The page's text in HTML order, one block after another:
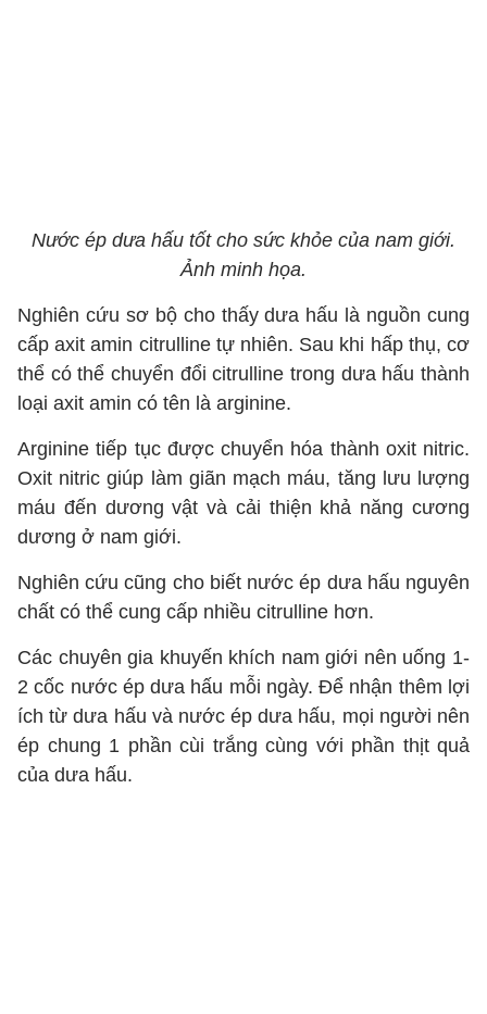
Nước ép dưa hấu tốt cho sức khỏe của nam giới.
Ảnh minh họa.
Nghiên cứu sơ bộ cho thấy dưa hấu là nguồn cung
cấp axit amin citrulline tự nhiên. Sau khi hấp thụ, cơ
thể có thể chuyển đổi citrulline trong dưa hấu thành
loại axit amin có tên là arginine.
Arginine tiếp tục được chuyển hóa thành oxit nitric.
Oxit nitric giúp làm giãn mạch máu, tăng lưu lượng
máu đến dương vật và cải thiện khả năng cương
dương ở nam giới.
Nghiên cứu cũng cho biết nước ép dưa hấu nguyên
chất có thể cung cấp nhiều citrulline hơn.
Các chuyên gia khuyến khích nam giới nên uống 1-
2 cốc nước ép dưa hấu mỗi ngày. Để nhận thêm lợi
ích từ dưa hấu và nước ép dưa hấu, mọi người nên
ép chung 1 phần cùi trắng cùng với phần thịt quả
của dưa hấu.